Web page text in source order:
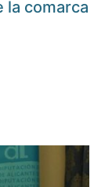
la comarca